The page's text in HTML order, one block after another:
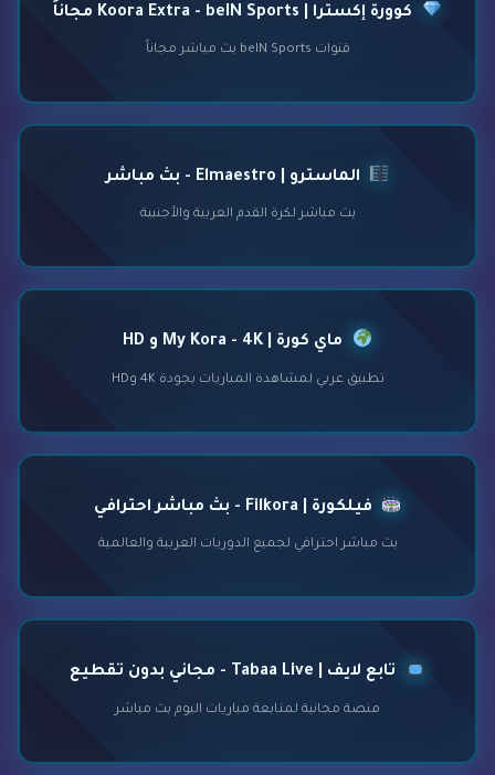
كوورة إكسترا | Koora Extra - beIN Sports مجاناً
قنوات beIN Sports بث مباشر مجاناً
الماسترو | Elmaestro - بث مباشر
بث مباشر لكرة القدم العربية والأجنبية
ماي كورة | My Kora - 4K و HD
تطبيق عربي لمشاهدة المباريات بجودة 4K وHD
فيلكورة | Filkora - بث مباشر احترافي
بث مباشر احترافي لجميع الدوريات العربية والعالمية
تابع لايف | Tabaa Live - مجاني بدون تقطيع
منصة مجانية لمتابعة مباريات اليوم بث مباشر